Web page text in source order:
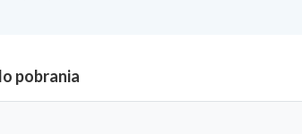
pobrania